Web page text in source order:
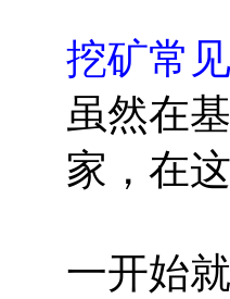
挖矿常
虽然在
家，在
一开始